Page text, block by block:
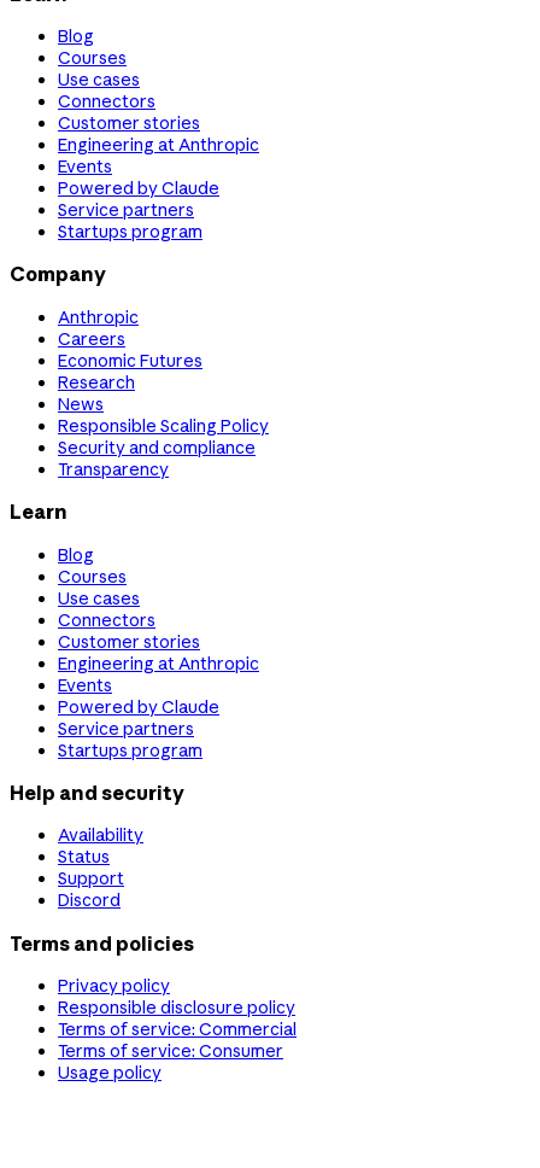
Blog
Courses
Use cases
Connectors
Customer stories
Engineering at Anthropic
Events
Powered by Claude
Service partners
Startups program
Company
Anthropic
Careers
Economic Futures
Research
News
Responsible Scaling Policy
Security and compliance
Transparency
Learn
Blog
Courses
Use cases
Connectors
Customer stories
Engineering at Anthropic
Events
Powered by Claude
Service partners
Startups program
Help and security
Availability
Status
Support
Discord
Terms and policies
Privacy policy
Responsible disclosure policy
Terms of service: Commercial
Terms of service: Consumer
Usage policy